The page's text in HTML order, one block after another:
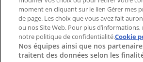
Marques
Marques locales
Enseignes
Commerces à proximité
Produits
moment en cliquant sur le lien Gérer mes
de page. Les choix que vous avez fait
ou nos Site Web. Pour plus
notre politique de confidentialité.Cookie
Nos équipes ainsi que nos
traitent des données selon les